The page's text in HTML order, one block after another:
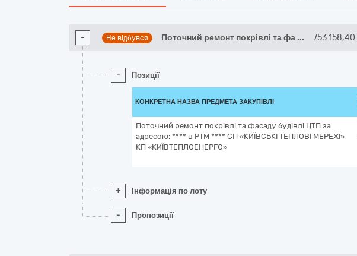
- Не відбувся Поточний ремонт покрівлі та фа ... 753 158,40
- Позиції
КОНКРЕТНА НАЗВА ПРЕДМЕТА ЗАКУПІВЛІ
Поточний ремонт покрівлі та фасаду будівлі ЦТП за
адресою: **** в РТМ **** СП «КИЇВСЬКІ ТЕПЛОВІ МЕРЕЖІ»
КП «КИЇВТЕПЛОЕНЕРГО»
+ Інформація по лоту
- Пропозиції